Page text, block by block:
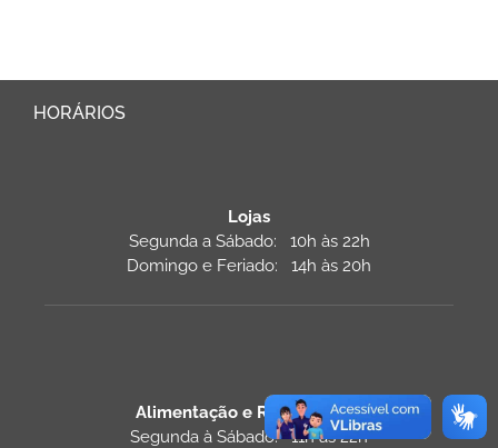
HORÁRIOS
Lojas
Segunda a Sábado: 10h às 22h
Domingo e Feriado: 14h às 20h
Alimentação e Restaurantes
Segunda à Sábado: 11h às 22h